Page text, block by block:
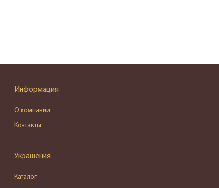
Информация
О компании
Контакты
Украшения
Каталог